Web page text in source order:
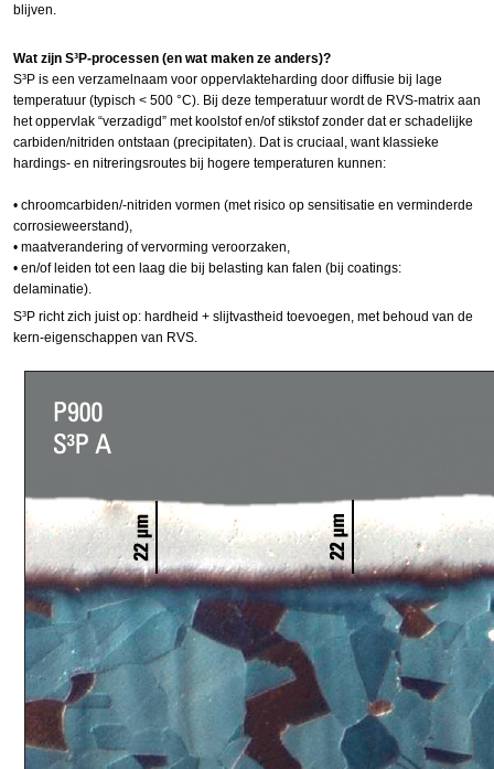
blijven.
Wat zijn S³P-processen (en wat maken ze anders)?
S³P is een verzamelnaam voor oppervlakteharding door diffusie bij lage
temperatuur (typisch < 500 °C). Bij deze temperatuur wordt de RVS-matrix aan
het oppervlak “verzadigd” met koolstof en/of stikstof zonder dat er schadelijke
carbiden/nitriden ontstaan (precipitaten). Dat is cruciaal, want klassieke
hardings- en nitreringsroutes bij hogere temperaturen kunnen:
• chroomcarbiden/-nitriden vormen (met risico op sensitisatie en verminderde
corrosieweerstand),
• maatverandering of vervorming veroorzaken,
• en/of leiden tot een laag die bij belasting kan falen (bij coatings:
delaminatie).
S³P richt zich juist op: hardheid + slijtvastheid toevoegen, met behoud van de
kern-eigenschappen van RVS.